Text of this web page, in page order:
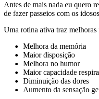
Antes de mais nada eu quero
de fazer passeios com os
Uma rotina ativa traz
Melhora da memória
Maior disposição
Melhora no humor
Maior capacidade
Diminuição das dores
Aumento da sensação